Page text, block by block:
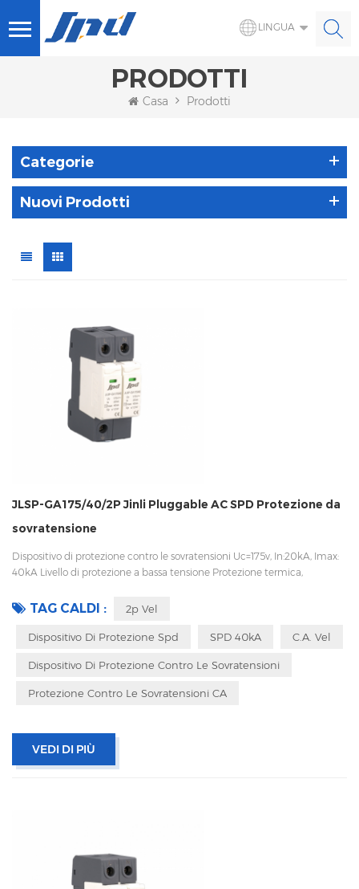
LINGUA
PRODOTTI
Casa Prodotti
Categorie
Nuovi Prodotti
JLSP-GA175/40/2P Jinli Pluggable AC SPD Protezione da
sovratensione
Dispositivo di protezione contro le sovratensioni Uc=175v, In:20kA, Imax:
40kA Livello di protezione a bassa tensione Protezione termica,
accettabile
TAG CALDI : 2p Vel
Dispositivo Di Protezione Spd SPD 40kA C.a. Vel
Dispositivo Di Protezione Contro Le Sovratensioni
Protezione Contro Le Sovratensioni CA
VEDI DI PIÙ